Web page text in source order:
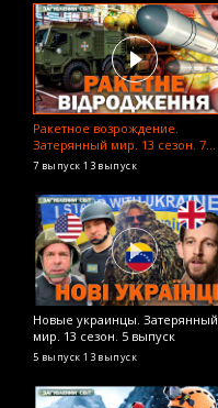
Ракетное возрождение.
Затерянный мир. 13 сезон. 7
выпуск
7 выпуск 13 выпуск
Новые украинцы. Затерянный
мир. 13 сезон. 5 выпуск
5 выпуск 13 выпуск